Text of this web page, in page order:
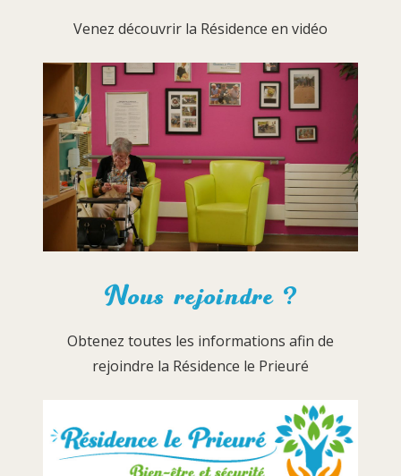
Venez découvrir la Résidence en vidéo
Nous rejoindre ?
Obtenez toutes les informations afin de
rejoindre la Résidence le Prieuré